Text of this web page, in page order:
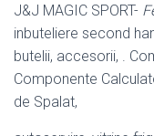
J&J MAGIC SPORT-
inbuteliere second
butelii, accesorii, .
Componente
de Spalat,